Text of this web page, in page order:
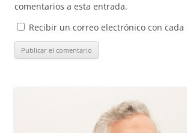
comentarios a esta entrada.
Recibir un correo electrónico con